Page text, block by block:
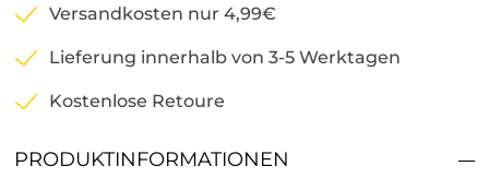
Versandkosten nur 4,99€
Lieferung innerhalb von 3-5 Werktagen
Kostenlose Retoure
PRODUKTINFORMATIONEN